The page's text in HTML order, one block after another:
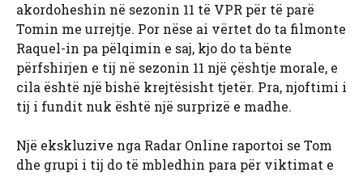
akordoheshin në sezonin 11 të VPR për të parë
Tomin me urrejtje. Por nëse ai vërtet do ta filmonte
Raquel-in pa pëlqimin e saj, kjo do ta bënte
përfshirjen e tij në sezonin 11 një çështje morale, e
cila është një bishë krejtësisht tjetër. Pra, njoftimi i
tij i fundit nuk është një surprizë e madhe.
Një ekskluzive nga Radar Online raportoi se Tom
dhe grupi i tij do të mbledhin para për viktimat e